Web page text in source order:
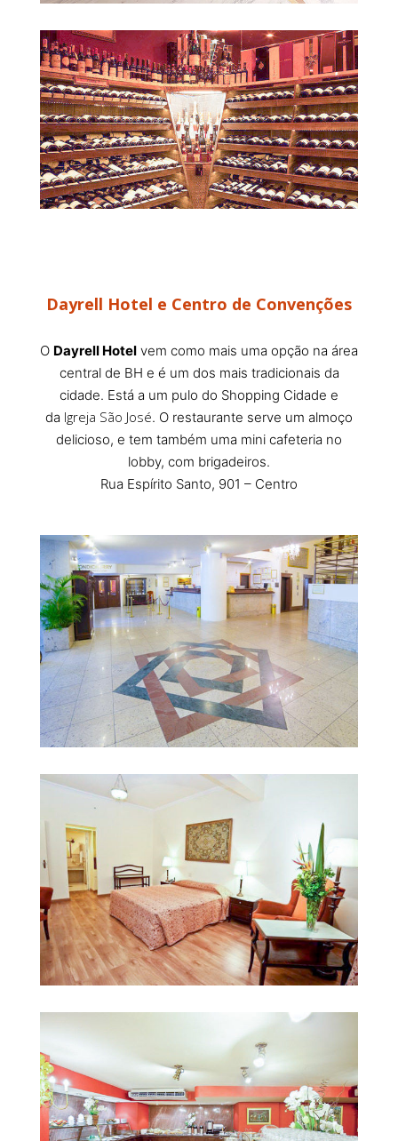
Dayrell Hotel e Centro de Convenções
O Dayrell Hotel vem como mais uma opção na área
central de BH e é um dos mais tradicionais da
cidade. Está a um pulo do Shopping Cidade e
da Igreja São José. O restaurante serve um almoço
delicioso, e tem também uma mini cafeteria no
lobby, com brigadeiros.
Rua Espírito Santo, 901 – Centro